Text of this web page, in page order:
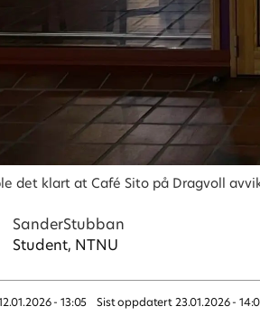
det klart at Café Sito på Dragvoll
SanderStubban
Student, NTNU
12.01.2026 - 13:05 Sist oppdatert 23.01.2026 -